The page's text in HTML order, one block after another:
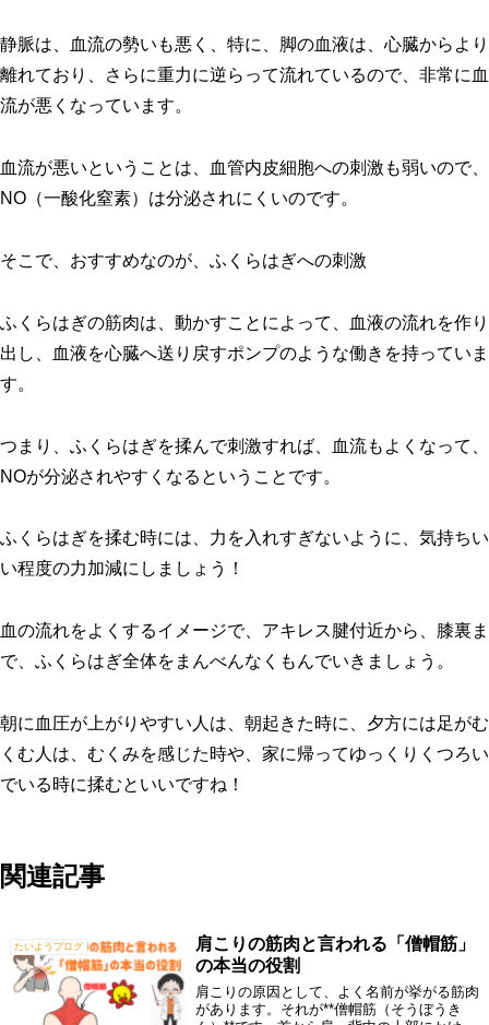
静脈は、血流の勢いも悪く、特に、脚の血液は、心臓からより
離れており、さらに重力に逆らって流れているので、非常に血
流が悪くなっています。
血流が悪いということは、血管内皮細胞への刺激も弱いので、
NO（一酸化窒素）は分泌されにくいのです。
そこで、おすすめなのが、ふくらはぎへの刺激
ふくらはぎの筋肉は、動かすことによって、血液の流れを作り
出し、血液を心臓へ送り戻すポンプのような働きを持っていま
す。
つまり、ふくらはぎを揉んで刺激すれば、血流もよくなって、
NOが分泌されやすくなるということです。
ふくらはぎを揉む時には、力を入れすぎないように、気持ちい
い程度の力加減にしましょう！
血の流れをよくするイメージで、アキレス腱付近から、膝裏ま
で、ふくらはぎ全体をまんべんなくもんでいきましょう。
朝に血圧が上がりやすい人は、朝起きた時に、夕方には足がむ
くむ人は、むくみを感じた時や、家に帰ってゆっくりくつろい
でいる時に揉むといいですね！
関連記事
たいようブログ
肩こりの筋肉と言われる「僧帽筋」
の本当の役割
肩こりの原因として、よく名前が挙がる筋肉
があります。それが**僧帽筋（そうぼうき